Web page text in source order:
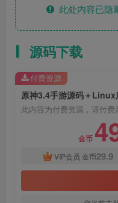
此处内容已隐
源码下载
此内容为付费资源，请付费
金币
VIP会员 金币29.9
付费资源